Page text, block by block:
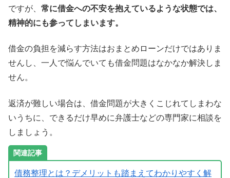
ですが、 常に借金への不安を抱えているような状態では、
精神的にも参ってしまいます。
借金の負担を減らす方法はおまとめローンだけではありま
せんし、一人で悩んでいても借金問題はなかなか解決しま
せん。
返済が難しい場合は、借金問題が大きくこじれてしまわな
いうちに、できるだけ早めに弁護士などの専門家に相談を
しましょう。
債務整理とは？デメリットも踏まえてわかりやすく解